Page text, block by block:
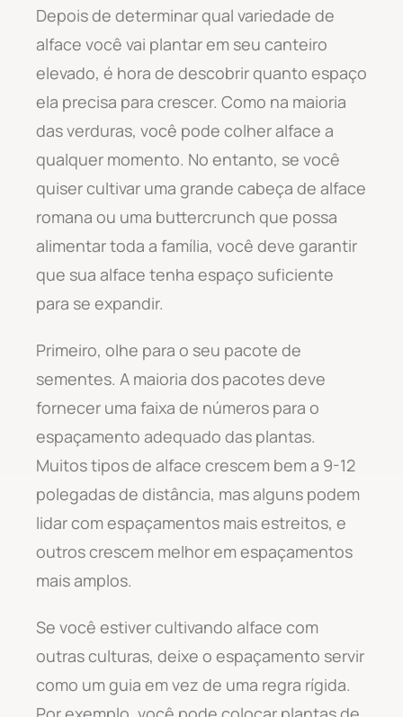
Depois de determinar qual variedade de
alface você vai plantar em seu canteiro
elevado, é hora de descobrir quanto espaço
ela precisa para crescer. Como na maioria
das verduras, você pode colher alface a
qualquer momento. No entanto, se você
quiser cultivar uma grande cabeça de alface
romana ou uma buttercrunch que possa
alimentar toda a família, você deve garantir
que sua alface tenha espaço suficiente
para se expandir.
Primeiro, olhe para o seu pacote de
sementes. A maioria dos pacotes deve
fornecer uma faixa de números para o
espaçamento adequado das plantas.
Muitos tipos de alface crescem bem a 9-12
polegadas de distância, mas alguns podem
lidar com espaçamentos mais estreitos, e
outros crescem melhor em espaçamentos
mais amplos.
Se você estiver cultivando alface com
outras culturas, deixe o espaçamento servir
como um guia em vez de uma regra rígida.